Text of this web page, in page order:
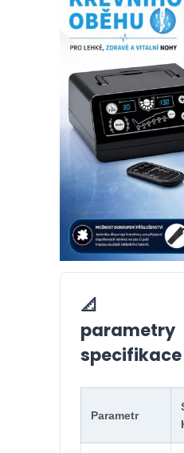
📐
specifikace
Parametr